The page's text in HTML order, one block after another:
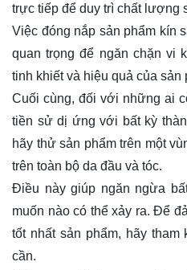
trực tiếp để duy trì chất lượng
Việc đóng nắp sản phẩm kín
quan trọng để ngăn chặn vi
tinh khiết và hiệu quả của sản
Cuối cùng, đối với những ai
tiền sử dị ứng với bất kỳ
hãy thử sản phẩm trên một
trên toàn bộ da đầu và tóc.
Điều này giúp ngăn ngừa
muốn nào có thể xảy ra. Để
tốt nhất sản phẩm, hãy
cần.